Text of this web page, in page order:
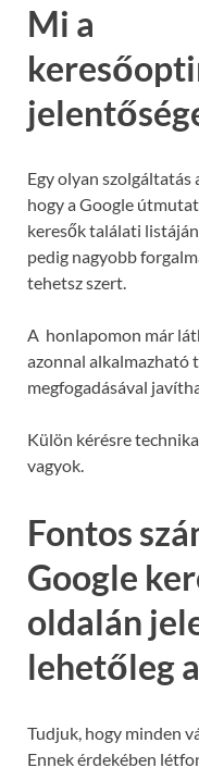
Mi a
Egy olyan szolgáltatás
hogy a Google
keresők találati
pedig nagyobb
tehetsz szert.
A honlapomon már
azonnal alkalmazható
megfogadásával
Külön kérésre
vagyok.
Fontos
Google
oldalán
lehetőleg
Tudjuk, hogy minden
Ennek érdekében